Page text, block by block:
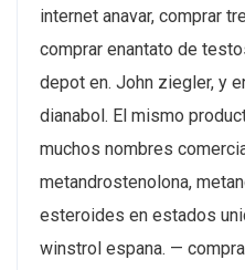
internet anavar, comprar
comprar enantato de
depot en. John ziegler, y
dianabol. El mismo
muchos nombres
metandrostenolona,
esteroides en estados
winstrol espana. —